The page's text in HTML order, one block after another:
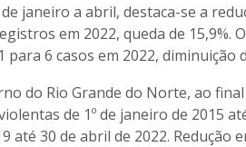
janeiro a abril, destaca-se a
em 2022, queda de
6 casos em 2022, diminuição
do Rio Grande do Norte, ao
de 1º de janeiro de 2015
até 30 de abril de 2022. Redução